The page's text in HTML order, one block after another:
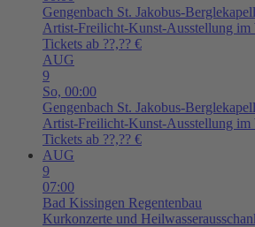
Gengenbach St. Jakobus-
Artist-Freilicht-Kunst-Ausstellung im
Tickets ab ??,?? €
AUG
9
So, 00:00
Gengenbach St. Jakobus-
Artist-Freilicht-Kunst-Ausstellung im
Tickets ab ??,?? €
AUG
9
07:00
Bad Kissingen Regentenbau
Kurkonzerte und